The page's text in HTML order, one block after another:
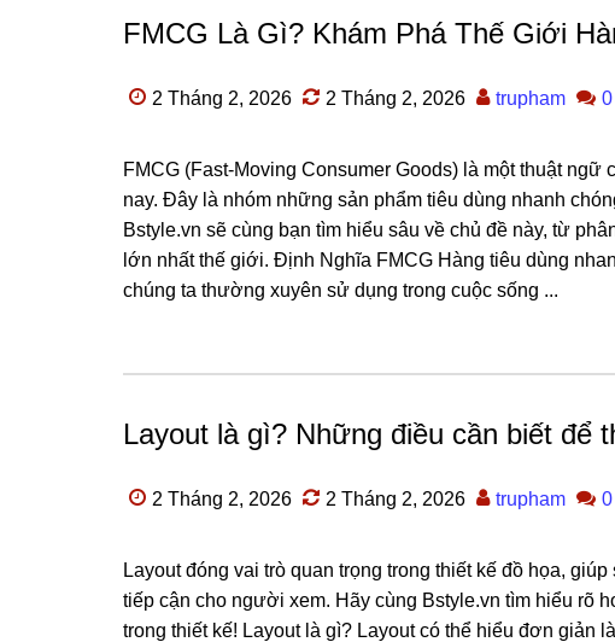
FMCG Là Gì? Khám Phá Thế Giới
2 Tháng 2, 2026 2 Tháng 2, 2026 trupham
FMCG (Fast-Moving Consumer Goods) là một thuật
nay. Đây là nhóm những sản phẩm tiêu dùng nhanh
Bstyle.vn sẽ cùng bạn tìm hiểu sâu về chủ đề này, từ
lớn nhất thế giới. Định Nghĩa FMCG Hàng tiêu dùng
chúng ta thường xuyên sử dụng trong cuộc sống ...
Layout là gì? Những điều cần biết để
2 Tháng 2, 2026 2 Tháng 2, 2026 trupham
Layout đóng vai trò quan trọng trong thiết kế đồ họa,
tiếp cận cho người xem. Hãy cùng Bstyle.vn tìm hiểu rõ
trong thiết kế! Layout là gì? Layout có thể hiểu đơn giản